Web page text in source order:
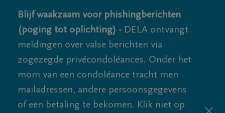
Blijf waakzaam voor phishingberichten
(poging tot oplichting) - DELA ontvangt
meldingen over valse berichten via
zogezegde privécondoléances. Onder het
mom van een condoléance tracht men
mailadressen, andere persoonsgegevens
of een betaling te bekomen. Klik niet op